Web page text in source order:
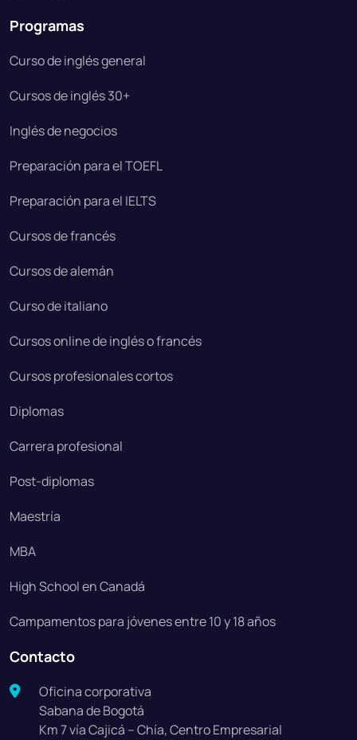
Programas
Curso de inglés general
Cursos de inglés 30+
Inglés de negocios
Preparación para el TOEFL
Preparación para el IELTS
Cursos de francés
Cursos de alemán
Curso de italiano
Cursos online de inglés o francés
Cursos profesionales cortos
Diplomas
Carrera profesional
Post-diplomas
Maestría
MBA
High School en Canadá
Campamentos para jóvenes entre 10 y 18 años
Contacto
Oficina corporativa
Sabana de Bogotá
Km 7 vía Cajicá – Chía, Centro Empresarial